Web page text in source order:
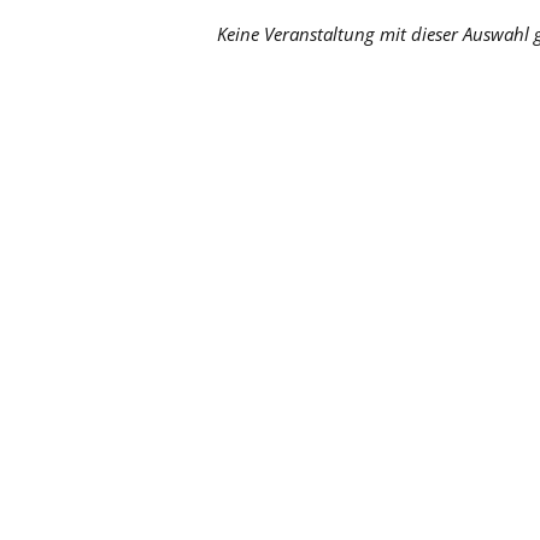
Keine Veranstaltung mit dieser Auswahl